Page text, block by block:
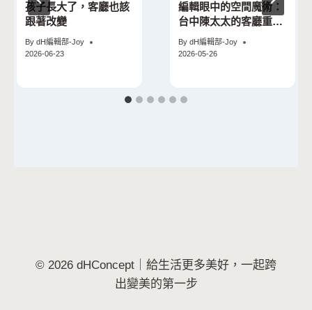
孩子長大了，客廳也該
跟著改變
By dH編輯部-Joy
2026-06-23
編輯眼中的空間魔術：
台中陳太太的客廳重生
By dH編輯部-Joy
2026-05-26
© 2026 dHConcept｜給生活更多美好，一起跨
出變美的第一步